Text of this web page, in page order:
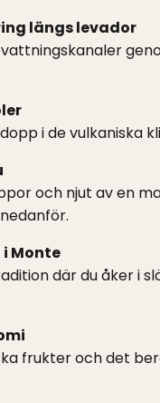
längs levador
i de vulkaniska
och njut av en
Monte
där du åker i
frukter och det